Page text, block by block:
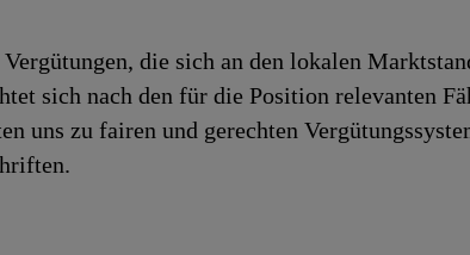
die sich an den lokalen
sich nach den für die Position relevanten
uns zu fairen und gerechten